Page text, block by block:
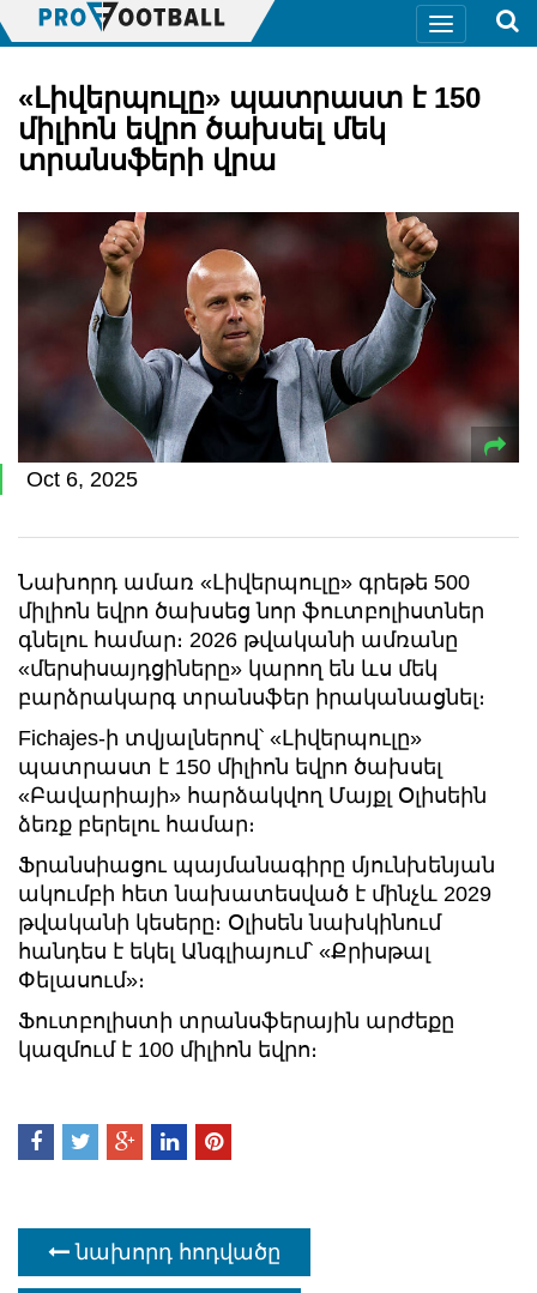
«Լիվերպուլը» պատրաստ է 150
միլիոն եվրո ծախսել մեկ
տրանսֆերի վրա
Oct 6, 2025
Նախորդ ամառ «Լիվերպուլը» գրեթե 500
միլիոն եվրո ծախսեց նոր ֆուտբոլիստներ
գնելու համար։ 2026 թվականի ամռանը
«մերսիսայդցիները» կարող են ևս մեկ
բարձրակարգ տրանսֆեր իրականացնել։
Fichajes-ի տվյալներով՝ «Լիվերպուլը»
պատրաստ է 150 միլիոն եվրո ծախսել
«Բավարիայի» հարձակվող Մայքլ Օլիսեին
ձեռք բերելու համար։
Ֆրանսիացու պայմանագիրը մյունխենյան
ակումբի հետ նախատեսված է մինչև 2029
թվականի կեսերը։ Օլիսեն նախկինում
հանդես է եկել Անգլիայում՝ «Քրիսթալ
Փելասում»։
Ֆուտբոլիստի տրանսֆերային արժեքը
կազմում է 100 միլիոն եվրո։
նախորդ հոդվածը